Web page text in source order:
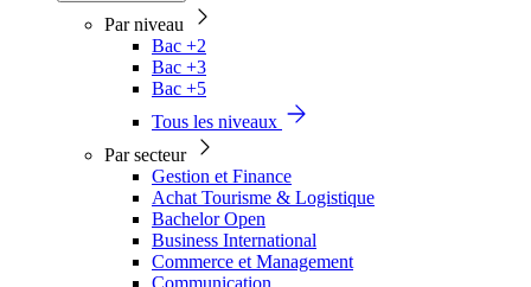
Par niveau
Bac +2
Bac +3
Bac +5
Tous les niveaux
Par secteur
Gestion et Finance
Achat Tourisme & Logistique
Bachelor Open
Business International
Commerce et Management
Communication